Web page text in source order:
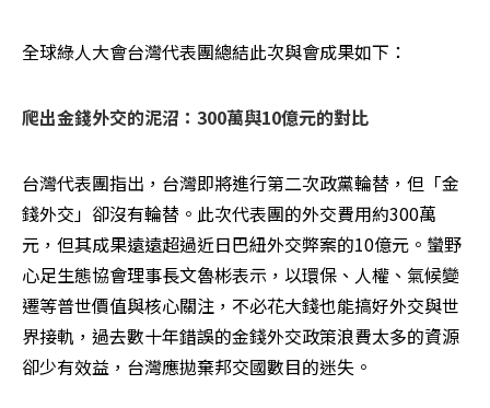
全球綠人大會台灣代表團總結此次與會成果如下：
爬出金錢外交的泥沼：300萬與10億元的對比
台灣代表團指出，台灣即將進行第二次政黨輪替，但「金
錢外交」卻沒有輪替。此次代表團的外交費用約300萬
元，但其成果遠遠超過近日巴紐外交弊案的10億元。蠻野
心足生態協會理事長文魯彬表示，以環保、人權、氣候變
遷等普世價值與核心關注，不必花大錢也能搞好外交與世
界接軌，過去數十年錯誤的金錢外交政策浪費太多的資源
卻少有效益，台灣應拋棄邦交國數目的迷失。